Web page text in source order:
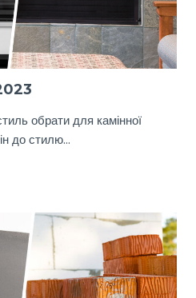
обрати для камінної
до стилю…